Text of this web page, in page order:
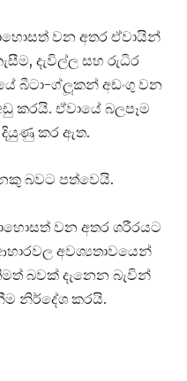
වන අතර ඒවායින්
දැවිල්ල සහ රුධිර
බීටා-ග්ලූකන් අඩංගු වන
කරයි. ඒවායේ බලපෑම
දියුණු කර ඇත.
බවට පත්වෙයි.
වන අතර ශරීරයට
අවශ්‍යතාවයෙන්
බවක් දැනෙන බැවින්
නිර්දේශ කරයි.